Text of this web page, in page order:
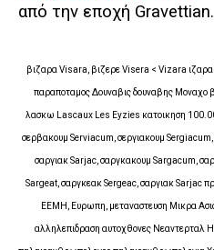
από την εποχή Gravettian.
βιζαρα Visara, βιζερε Visera < Vizara
παραποταμος Δουναβις δουναβης Μοναχο
λασκω Lascaux Les Eyzies κατοικηση
σερβακουμ Serviacum, σεργιακουμ
σαργιακ Sarjac, σαργκακουμ Sargacum,
Sargeat, σαργκεακ Sergeac, σαργιακ Sarjac
EEMH, Ευρωπη, μεταναστευση Μικρα
αλληλεπιδραση αυτοχθονες Νεαντερταλ